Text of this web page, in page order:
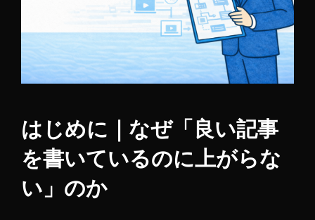
はじめに｜なぜ「良い記事
を書いているのに上がらな
い」のか